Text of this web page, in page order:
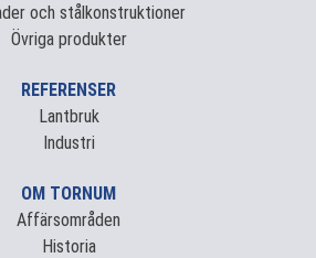
och stålkonstruktioner
Övriga produkter
REFERENSER
Lantbruk
Industri
OM TORNUM
Affärsområden
Historia